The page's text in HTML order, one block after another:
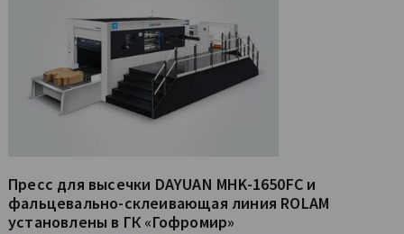
Пресс для высечки DAYUAN MHK-1650FC и
фальцевально-склеивающая линия ROLAM
установлены в ГК «Гофромир»